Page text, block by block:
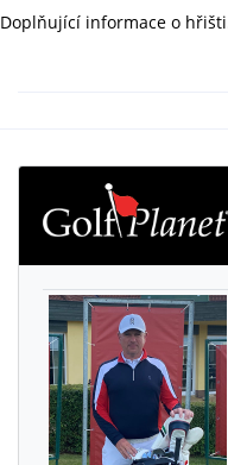
Doplňující informace o